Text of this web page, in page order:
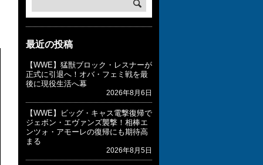
最近の投稿
【WWE】猛獣ブロック・レスナーが
正式に引退へ！オバ・フェミ戦を最
後に現役生活へ幕
2026年8月6日
【WWE】ビッグ・キャス電撃復帰で
ジェボン・エヴァンズ襲撃！相棒エ
ンツォ・アモーレの復帰にも期待高
まる
2026年8月5日